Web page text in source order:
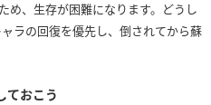
め、生存が困難になります。どうし
ラの回復を優先し、倒されてから蘇
ておこう